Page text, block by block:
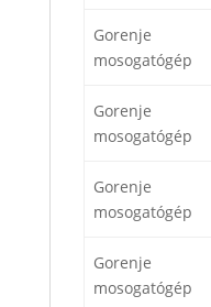
Gorenje
mosogatógép
Gorenje
mosogatógép
Gorenje
mosogatógép
Gorenje
mosogatógép